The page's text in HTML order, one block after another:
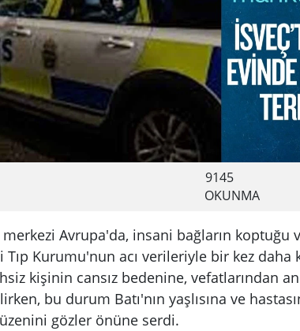
9145
OKUNMA
Avrupa'da, insani bağların koptuğu
Kurumu'nun acı verileriyle bir kez daha
kişinin cansız bedenine, vefatlarından
bu durum Batı'nın yaşlısına ve
gözler önüne serdi.